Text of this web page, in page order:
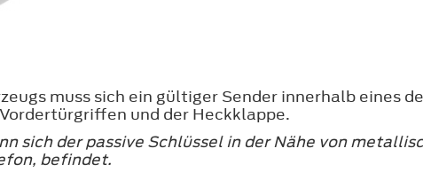
muss sich ein gültiger Sender innerhalb eines
und der Heckklappe.
sich der passive Schlüssel in der Nähe von
befindet.